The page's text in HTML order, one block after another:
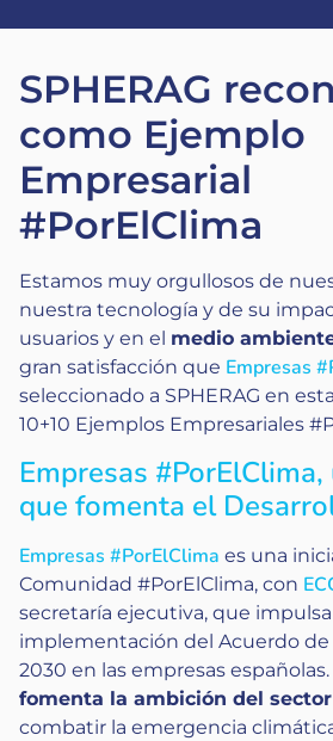
SPHERAG
como Ejemplo
Empresarial
#PorElClima
Estamos muy orgullosos de
nuestra tecnología y de su
usuarios y en el medio
gran satisfacción que Empresas
seleccionado a SPHERAG en
10+10 Ejemplos Empresariales
Empresas
que fomenta el
Empresas #PorElClima es una
Comunidad #PorElClima, con
secretaría ejecutiva, que impulsa
implementación del Acuerdo de
2030 en las empresas
fomenta la ambición del
combatir la emergencia